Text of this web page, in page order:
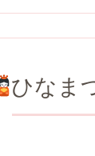
ひなま